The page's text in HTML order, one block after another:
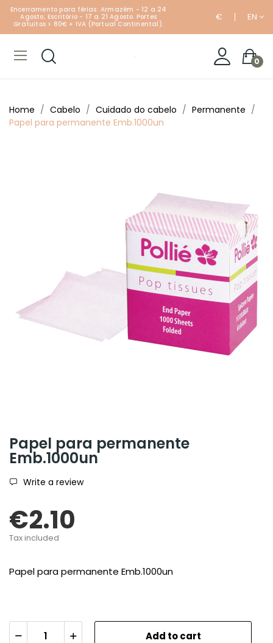
Encerramento para férias: Armazém - 12 a 24
Agosto; Escritório - 17 a 21 Agosto. Portes
Gratuitos > 80€ + IVA (Portual Continental).
€ EN
0
Home Cabelo Cuidado do cabelo
Permanente
Papel para permanente Emb.1000un
Papel para permanente
Emb.1000un
Write a review
€2.10
Tax included
Papel para permanente Emb.1000un
Add to cart